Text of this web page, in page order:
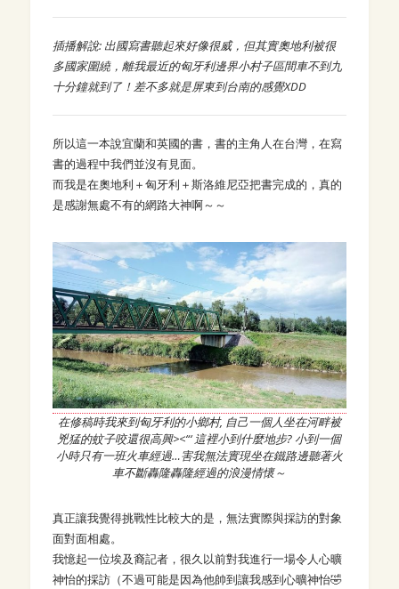
插播解說: 出國寫書聽起來好像很威，但其實奧地利被很
多國家圍繞，離我最近的匈牙利邊界小村子區間車不到九
十分鐘就到了！差不多就是屏東到台南的感覺XDD
所以這一本說宜蘭和英國的書，書的主角人在台灣，在寫
書的過程中我們並沒有見面。
而我是在奧地利＋匈牙利＋斯洛維尼亞把書完成的，真的
是感謝無處不有的網路大神啊～～
在修稿時我來到匈牙利的小鄉村, 自己一個人坐在河畔被
兇猛的蚊子咬還很高興><“‘ 這裡小到什麼地步? 小到一個
小時只有一班火車經過…害我無法實現坐在鐵路邊聽著火
車不斷轟隆轟隆經過的浪漫情懷～
真正讓我覺得挑戰性比較大的是，無法實際與採訪的對象
面對面相處。
我憶起一位埃及裔記者，很久以前對我進行一場令人心曠
神怡的採訪（不過可能是因為他帥到讓我感到心曠神怡🤣